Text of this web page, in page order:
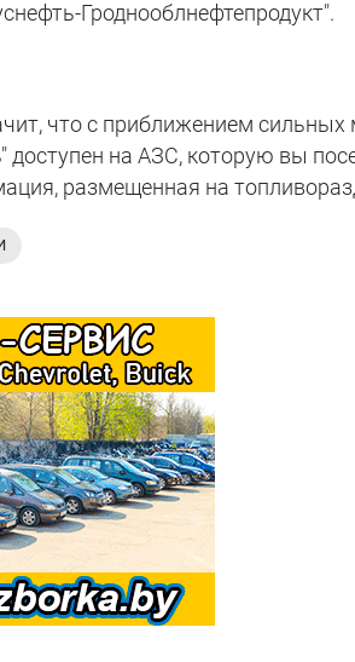
Гроднооблнефтепродукт".
что с приближением
доступен на АЗС, которую вы
размещенная на